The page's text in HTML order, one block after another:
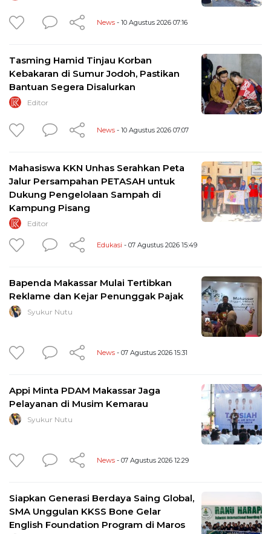
News - 10 Agustus 2026 07:16
Tasming Hamid Tinjau Korban
Kebakaran di Sumur Jodoh, Pastikan
Bantuan Segera Disalurkan
Editor
News - 10 Agustus 2026 07:07
Mahasiswa KKN Unhas Serahkan Peta
Jalur Persampahan PETASAH untuk
Dukung Pengelolaan Sampah di
Kampung Pisang
Editor
Edukasi - 07 Agustus 2026 15:49
Bapenda Makassar Mulai Tertibkan
Reklame dan Kejar Penunggak Pajak
Syukur Nutu
News - 07 Agustus 2026 15:31
Appi Minta PDAM Makassar Jaga
Pelayanan di Musim Kemarau
Syukur Nutu
News - 07 Agustus 2026 12:29
Siapkan Generasi Berdaya Saing Global,
SMA Unggulan KKSS Bone Gelar
English Foundation Program di Maros